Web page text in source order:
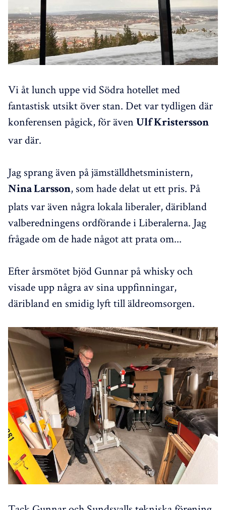
Vi åt lunch uppe vid Södra hotellet med
fantastisk utsikt över stan. Det var tydligen där
konferensen pågick, för även Ulf Kristersson
var där.
Jag sprang även på jämställdhetsministern,
Nina Larsson, som hade delat ut ett pris. På
plats var även några lokala liberaler, däribland
valberedningens ordförande i Liberalerna. Jag
frågade om de hade något att prata om...
Efter årsmötet bjöd Gunnar på whisky och
visade upp några av sina uppfinningar,
däribland en smidig lyft till äldreomsorgen.